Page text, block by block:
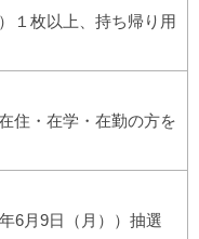
１枚以上、持ち帰り用
住・在学・在勤の方を
6月9日（月））抽選